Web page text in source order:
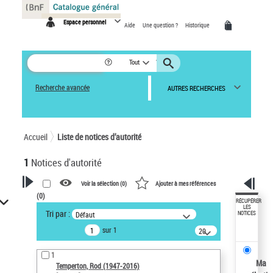
Espace personnel Aide Une question ? Historique
Tout
Recherche avancée AUTRES RECHERCHES
Accueil Liste de notices d’autorité
1 Notices d'autorité
VOTRE RECHERCHE
Recherche avancée dans les
notices d’autorité
Œuvres liées à l'auteur :
Temperton, Rod (1947-2016)
Voir la sélection (0) Ajouter à mes références
(0)
Tri par : Défaut
sur 1
20
résultats/page
1
Temperton, Rod (1947-2016)
RÉCUPÉRER
LES
NOTICES
Ma
Panneau de gestion des cookies